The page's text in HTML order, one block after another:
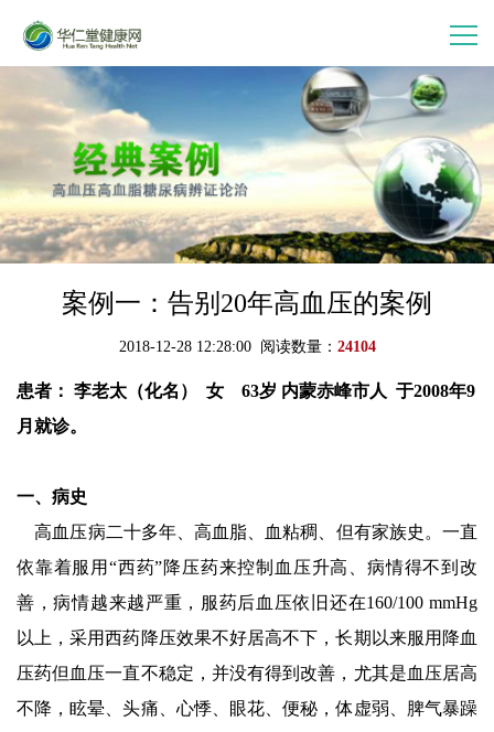
首 页
走进华仁堂
连锁加盟
案例分享
会员中心
案例一：告别20年高血压的案例
2018-12-28 12:28:00 阅读数量： 24104
患者： 李老太（化名） 女 63岁 内蒙赤峰市人 于2008年9
月就诊。
一、病史
高血压病二十多年、高血脂、血粘稠、但有家族史。一直
依靠着服用“西药”降压药来控制血压升高、病情得不到改
善，病情越来越严重，服药后血压依旧还在160/100 mmHg
以上，采用西药降压效果不好居高不下，长期以来服用降血
压药但血压一直不稳定，并没有得到改善，尤其是血压居高
不降，眩晕、头痛、心悸、眼花、便秘，体虚弱、脾气暴躁